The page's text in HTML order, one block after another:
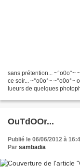
sans prétention... ~°o0o°~
ce soir... ~°o0o°~
lueurs de quelques
OuTdOOr...
Publié le 06/06/2012 à
Par sambadia